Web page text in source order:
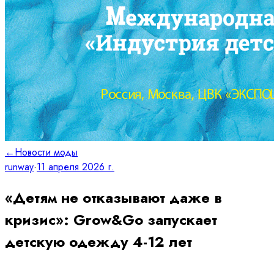
←Новости моды
runway·11 апреля 2026 г.
«Детям не отказывают даже в
кризис»: Grow&Go запускает
детскую одежду 4-12 лет